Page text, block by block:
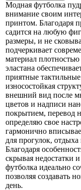
Модная футболка
внимание своим
принтом. Благодаря
садится на любую
размеры, и не
подчеркивает
материал
эластана
приятные
износостойкая
внешний вид после
цветов и надписи
покрытием, перевод
определяю свое
гармонично
для прогулок,
Благодаря
скрывая недостатки
футболка идеально
позволяя создавать
день.